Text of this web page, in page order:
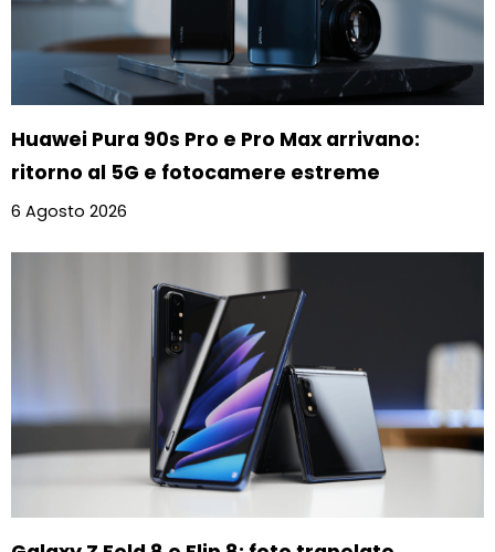
Huawei Pura 90s Pro e Pro Max arrivano:
ritorno al 5G e fotocamere estreme
6 Agosto 2026